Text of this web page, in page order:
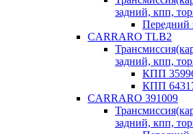
задний, кпп,
Передний
CARRARO TLB2
задний, кпп,
КПП
КПП
CARRARO 391009
задний, кпп,